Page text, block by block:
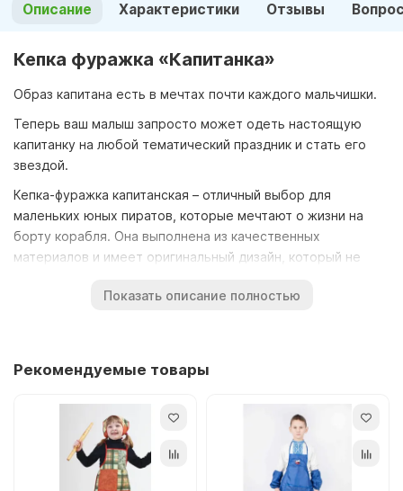
Описание Характеристики Отзывы
Кепка фуражка «Капитанка»
Образ капитана есть в мечтах почти каждого мальчишки.
Теперь ваш малыш запросто может одеть настоящую
капитанку на любой тематический праздник и стать его
звездой.
Кепка-фуражка капитанская – отличный выбор для
маленьких юных пиратов, которые мечтают о жизни на
борту корабля. Она выполнена из качественных
материалов и имеет оригинальный дизайн, который не
капитанка подойдет не только для различных
получите отличную продукцию по доступной цене. Кроме
от 3 до 12 лет.
габардин.
Показать описание полностью
Рекомендуемые товары